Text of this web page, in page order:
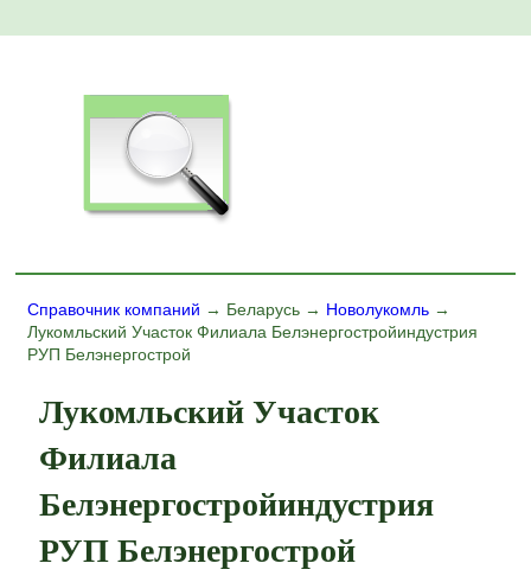
Справочник компаний → Беларусь → Новолукомль →
Лукомльский Участок Филиала Белэнергостройиндустрия
РУП Белэнергострой
Лукомльский Участок
Филиала
Белэнергостройиндустрия
РУП Белэнергострой